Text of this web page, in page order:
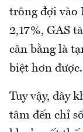
trông đợi vào
2,17%, GAS
cân bằng là
biệt hơn được.
Tuy vậy, đây
tâm đến chỉ